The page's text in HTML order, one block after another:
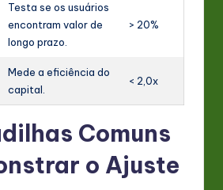
Testa se os usuários
encontram valor de
longo prazo.
> 20%
Mede a eficiência do
capital.
< 2,0x
Comuns
o Ajuste